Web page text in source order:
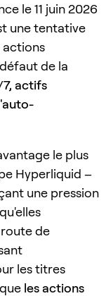
le 11 juin 2026
une tentative
actions
de la
actifs
le plus
Hyperliquid –
une pression
de
les titres
les actions